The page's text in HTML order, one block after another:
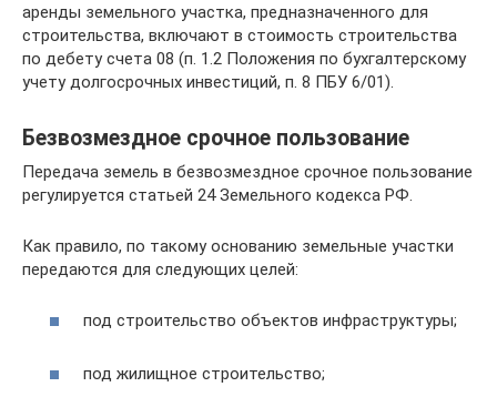
аренды земельного участка, предназначенного для
строительства, включают в стоимость строительства
по дебету счета 08 (п. 1.2 Положения по бухгалтерскому
учету долгосрочных инвестиций, п. 8 ПБУ 6/01).
Безвозмездное срочное пользование
Передача земель в безвозмездное срочное пользование
регулируется статьей 24 Земельного кодекса РФ.
Как правило, по такому основанию земельные участки
передаются для следующих целей:
под строительство объектов инфраструктуры;
под жилищное строительство;